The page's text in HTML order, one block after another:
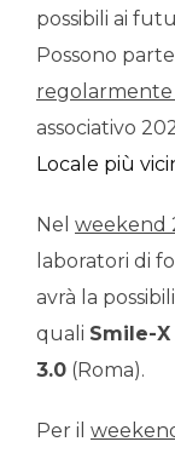
possibili ai
Possono
regolarmente
associativo
Locale più
Nel weekend
laboratori di
avrà la
quali Smile-
3.0 (Roma).
Per il